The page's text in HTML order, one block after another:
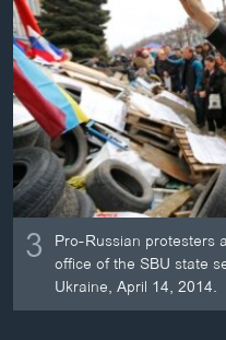
3 Pro-Russian protesters
office of the SBU state
Ukraine, April 14, 2014.